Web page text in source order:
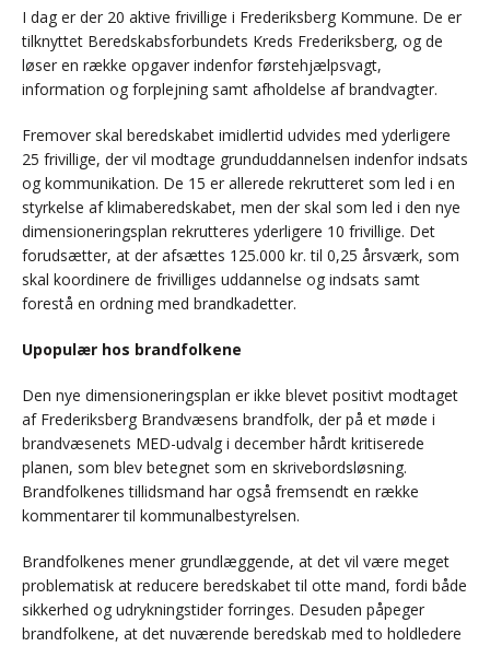
I dag er der 20 aktive frivillige i Frederiksberg Kommune. De er
tilknyttet Beredskabsforbundets Kreds Frederiksberg, og de
løser en række opgaver indenfor førstehjælpsvagt,
information og forplejning samt afholdelse af brandvagter.
Fremover skal beredskabet imidlertid udvides med yderligere
25 frivillige, der vil modtage grunduddannelsen indenfor indsats
og kommunikation. De 15 er allerede rekrutteret som led i en
styrkelse af klimaberedskabet, men der skal som led i den nye
dimensioneringsplan rekrutteres yderligere 10 frivillige. Det
forudsætter, at der afsættes 125.000 kr. til 0,25 årsværk, som
skal koordinere de frivilliges uddannelse og indsats samt
forestå en ordning med brandkadetter.
Upopulær hos brandfolkene
Den nye dimensioneringsplan er ikke blevet positivt modtaget
af Frederiksberg Brandvæsens brandfolk, der på et møde i
brandvæsenets MED-udvalg i december hårdt kritiserede
planen, som blev betegnet som en skrivebordsløsning.
Brandfolkenes tillidsmand har også fremsendt en række
kommentarer til kommunalbestyrelsen.
Brandfolkenes mener grundlæggende, at det vil være meget
problematisk at reducere beredskabet til otte mand, fordi både
sikkerhed og udrykningstider forringes. Desuden påpeger
brandfolkene, at det nuværende beredskab med to holdledere